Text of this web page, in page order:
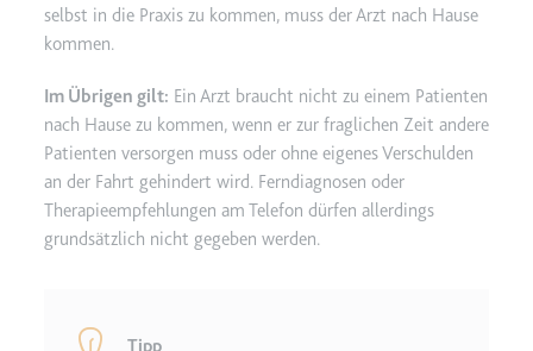
selbst in die Praxis zu kommen, muss der Arzt nach Hause
kommen.
Im Übrigen gilt: Ein Arzt braucht nicht zu einem Patienten
nach Hause zu kommen, wenn er zur fraglichen Zeit andere
Patienten versorgen muss oder ohne eigenes Verschulden
an der Fahrt gehindert wird. Ferndiagnosen oder
Therapieempfehlungen am Telefon dürfen allerdings
grundsätzlich nicht gegeben werden.
Tipp